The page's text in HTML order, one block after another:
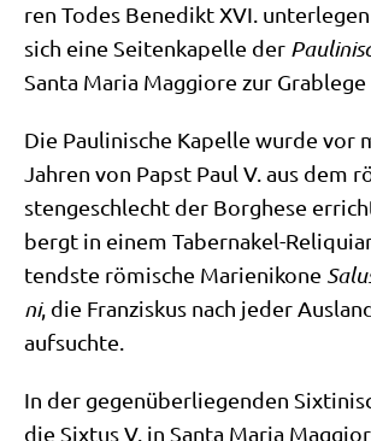
ren Todes Bene­dikt XVI.
sich eine Sei­ten­ka­pel­le der
San­ta Maria Mag­gio­re zur Grab­le­ge
Die Pau­li­ni­sche Kapel­le wur­de vor
Jah­ren von Papst Paul V. aus dem
sten­ge­schlecht der Borg­he­se
bergt in einem Taber­na­kel-
tend­ste römi­sche Mari­en­iko­ne
ni, die Fran­zis­kus nach jeder
aufsuchte.
In der gegen­über­lie­gen­den
die Six­tus V. in San­ta Maria